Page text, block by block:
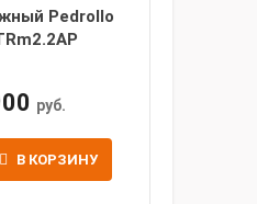
Pedrollo
руб.
В КОРЗИНУ